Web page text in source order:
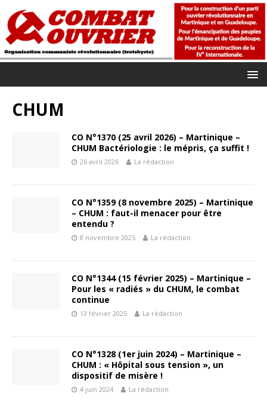
CHUM
CO N°1370 (25 avril 2026) – Martinique –
CHUM Bactériologie : le mépris, ça suffit !
26 avril 2026 La rédaction
CO N°1359 (8 novembre 2025) – Martinique
– CHUM : faut-il menacer pour être
entendu ?
8 novembre 2025 La rédaction
CO N°1344 (15 février 2025) – Martinique –
Pour les « radiés » du CHUM, le combat
continue
13 février 2025 La rédaction
CO N°1328 (1er juin 2024) – Martinique –
CHUM : « Hôpital sous tension », un
dispositif de misère !
4 juin 2024 La rédaction